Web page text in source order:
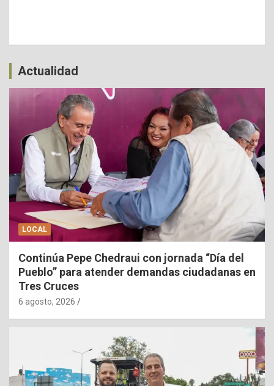
Actualidad
LOCAL
Continúa Pepe Chedraui con jornada “Día del
Pueblo” para atender demandas ciudadanas en
Tres Cruces
6 agosto, 2026